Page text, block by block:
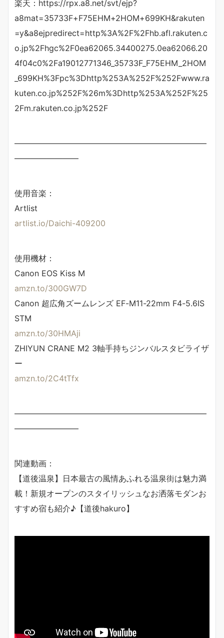
楽天：https://rpx.a8.net/svt/ejp?
a8mat=35733F+F75EHM+2HOM+699KH&rakuten
=y&a8ejpredirect=http%3A%2F%2Fhb.afl.rakuten.c
o.jp%2Fhgc%2F0ea62065.34400275.0ea62066.20
4f04c0%2Fa19012771346_35733F_F75EHM_2HOM
_699KH%3Fpc%3Dhttp%253A%252F%252Fwww.ra
kuten.co.jp%252F%26m%3Dhttp%253A%252F%25
2Fm.rakuten.co.jp%252F
————————————————————————
————————
使用音楽：
Artlist
artlist.io/Daichi-409200
使用機材：
Canon EOS Kiss M
amzn.to/300GW7D
Canon 超広角ズームレンズ EF-M11-22mm F4-5.6IS
STM
amzn.to/30HMAji
ZHIYUN CRANE M2 3軸手持ちジンバルスタビライザ
ー
amzn.to/2C4tTfx
————————————————————————
————————
関連動画：
【道後温泉】日本最古の風情あふれる温泉街は魅力満
載！新規オープンのスタイリッシュなお洒落モダンお
すすめ宿も紹介♪【道後hakuro】